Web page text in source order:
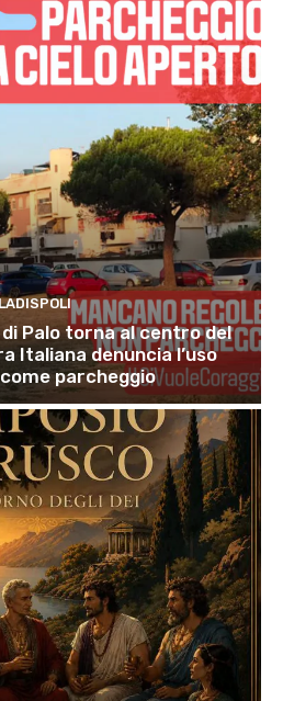
Palo torna al centro del
Italiana denuncia l’uso
come parcheggio